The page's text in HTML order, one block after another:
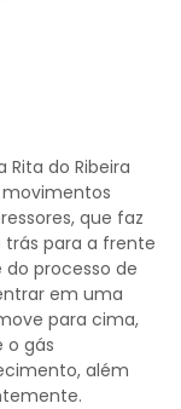
do Ribeira
movimentos
que faz
para a frente
processo de
em uma
para cima,
o gás
além